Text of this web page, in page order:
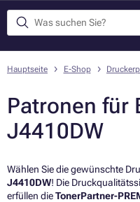
Hauptseite E-Shop
Patronen für
J4410DW
Wählen Sie die gewünschte
J4410DW! Die
erfüllen dieTonerPartner-